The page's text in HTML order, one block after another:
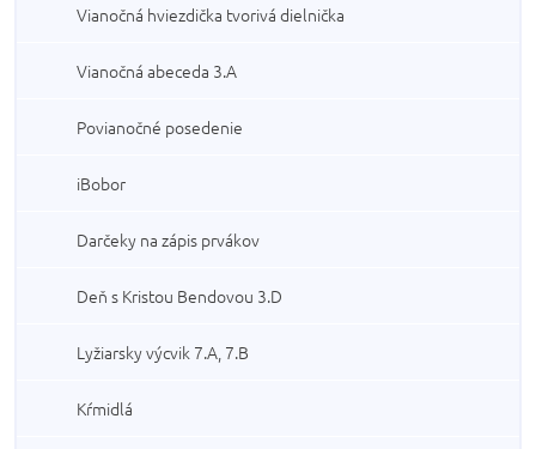
Vianočná hviezdička tvorivá dielnička
Vianočná abeceda 3.A
Povianočné posedenie
iBobor
Darčeky na zápis prvákov
Deň s Kristou Bendovou 3.D
Lyžiarsky výcvik 7.A, 7.B
Kŕmidlá